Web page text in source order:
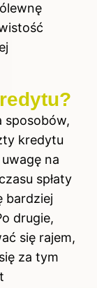
sposobów,
kredytu
na
spłaty
bardziej
drugie,
się rajem,
za tym